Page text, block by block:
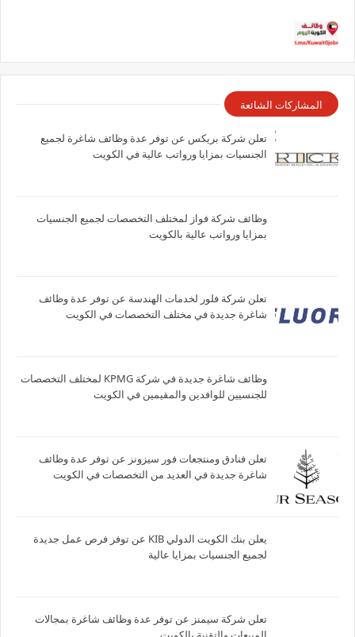
المشاركات الشائعة
تعلن شركة بريكس عن توفر عدة وظائف شاغرة لجميع
الجنسيات بمزايا ورواتب عالية في الكويت
وظائف شركة فواز لمختلف التخصصات لجميع الجنسيات
بمزايا ورواتب عالية بالكويت
تعلن شركة فلور لخدمات الهندسة عن توفر عدة وظائف
شاغرة جديدة في مختلف التخصصات في الكويت
وظائف شاغرة جديدة في شركة ‏KPMG لمختلف التخصصات
للجنسيين للوافدين والمقيمين في الكويت
تعلن فنادق ومنتجعات فور سيزونز‏ عن توفر عدة وظائف
شاغرة جديدة في العديد من التخصصات في الكويت
يعلن بنك الكويت الدولي KIB عن توفر فرص عمل جديدة
لجميع الجنسيات بمزايا عالية
تعلن شركة سيمنز عن توفر عدة وظائف شاغرة بمجالات